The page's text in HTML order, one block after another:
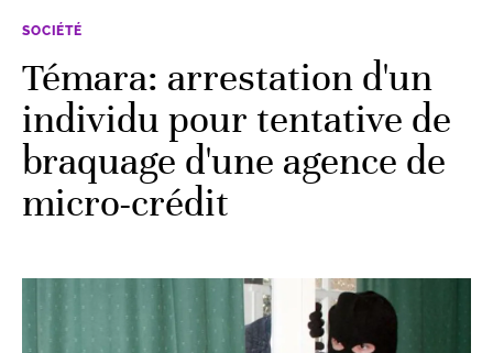
SOCIÉTÉ
Témara: arrestation d'un
individu pour tentative de
braquage d'une agence de
micro-crédit